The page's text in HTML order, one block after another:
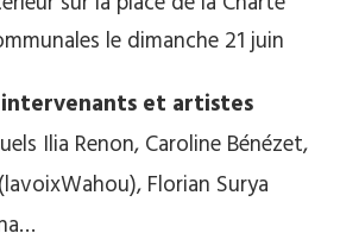
le dimanche 21 juin
et artistes
Ilia Renon, Caroline Bénézet,
Florian Surya